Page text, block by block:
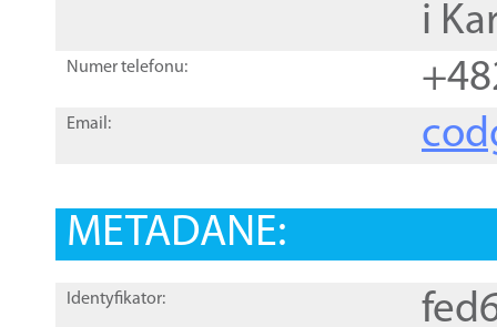
i
Numer telefonu:
Email:
METADANE:
Identyfikator: